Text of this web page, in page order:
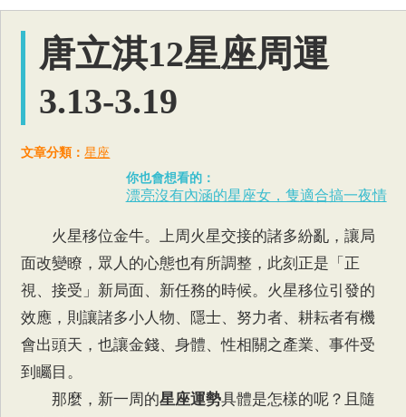
唐立淇12星座周運
3.13-3.19
文章分類：星座
你也會想看的：
漂亮沒有內涵的星座女，隻適合搞一夜情
火星移位金牛。上周火星交接的諸多紛亂，讓局
面改變瞭，眾人的心態也有所調整，此刻正是「正
視、接受」新局面、新任務的時候。火星移位引發的
效應，則讓諸多小人物、隱士、努力者、耕耘者有機
會出頭天，也讓金錢、身體、性相關之產業、事件受
到矚目。
那麼，新一周的星座運勢具體是怎樣的呢？且隨